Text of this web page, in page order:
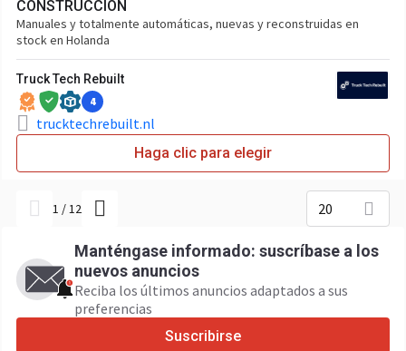
CONSTRUCCIÓN
Manuales y totalmente automáticas, nuevas y reconstruidas en
stock en Holanda
Truck Tech Rebuilt
4
trucktechrebuilt.nl
Haga clic para elegir
1 /12 20
Manténgase informado: suscríbase a los
nuevos anuncios
Reciba los últimos anuncios adaptados a sus
preferencias
Suscribirse